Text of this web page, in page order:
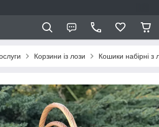
Корзини із лози Кошики набірні